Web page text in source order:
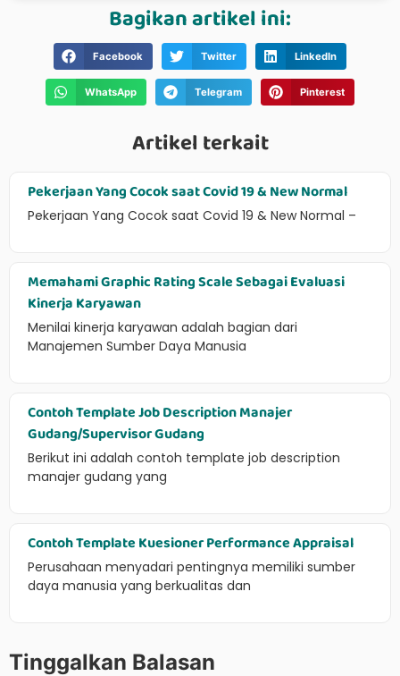
Bagikan artikel ini:
Facebook Twitter LinkedIn
WhatsApp Telegram Pinterest
Artikel terkait
Pekerjaan Yang Cocok saat Covid 19 & New Normal
Pekerjaan Yang Cocok saat Covid 19 & New Normal –
Memahami Graphic Rating Scale Sebagai Evaluasi
Kinerja Karyawan
Menilai kinerja karyawan adalah bagian dari
Manajemen Sumber Daya Manusia
Contoh Template Job Description Manajer
Gudang/Supervisor Gudang
Berikut ini adalah contoh template job description
manajer gudang yang
Contoh Template Kuesioner Performance Appraisal
Perusahaan menyadari pentingnya memiliki sumber
daya manusia yang berkualitas dan
Tinggalkan Balasan